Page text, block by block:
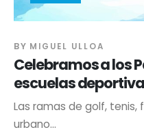
BY MIGUEL ULLOA
Celebramos a los
escuelas
Las ramas de golf, tenis,
urbano...